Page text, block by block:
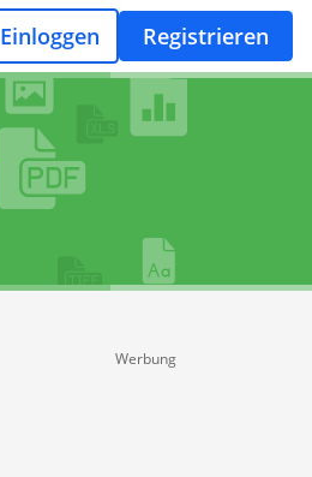
Einloggen Registrieren
Werbung